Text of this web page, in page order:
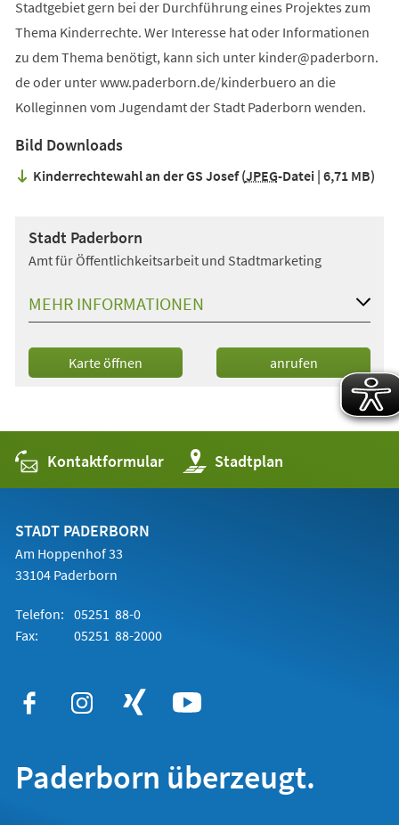
Stadtgebiet gern bei der Durchführung eines Projektes zum
Thema Kinderrechte. Wer Interesse hat oder Informationen
zu dem Thema benötigt, kann sich unter kinder
paderborn
deoder unter www.paderborn.de/kinderbuero an die
Kolleginnen vom Jugendamt der Stadt Paderborn wenden.
Bild Downloads
Kinderrechtewahl an der GS Josef JPEG-Datei 6,71 MB
Stadt Paderborn
Amt für Öffentlichkeitsarbeit und Stadtmarketing
MEHR INFORMATIONEN
Karte öffnen
(Öffnet
in
anrufen
Kontaktformular Stadtplan
(Öffnet
in
einem
STADT PADERBORN
Am Hoppenhof 33
33104 Paderborn
Telefon: 05251 88-0
Fax:
05251 88-2000
Paderborn überzeugt.